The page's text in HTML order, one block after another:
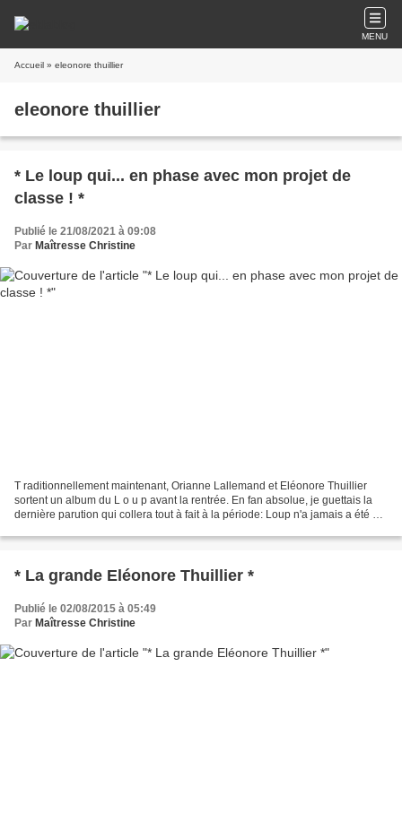
MENU
Accueil » eleonore thuillier
eleonore thuillier
* Le loup qui... en phase avec mon projet de
classe ! *
Publié le 21/08/2021 à 09:08
Par Maîtresse Christine
T raditionnellement maintenant, Orianne Lallemand et Eléonore Thuillier
sortent un album du L o u p avant la rentrée. En fan absolue, je guettais la
dernière parution qui collera tout à fait à la période: Loup n'a jamais a été à
* La grande Eléonore Thuillier *
Publié le 02/08/2015 à 05:49
Par Maîtresse Christine